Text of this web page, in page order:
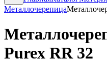
Металлочерепица
Purex RR 32